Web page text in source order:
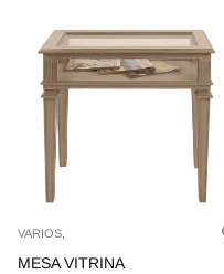
VARIOS,
MESA VITRINA